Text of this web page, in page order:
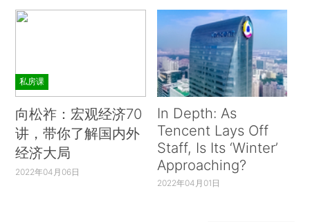
私房课
向松祚：宏观经济70
讲，带你了解国内外
经济大局
2022年04月06日
In Depth: As
Tencent Lays Off
Staff, Is Its ‘Winter’
Approaching?
2022年04月01日